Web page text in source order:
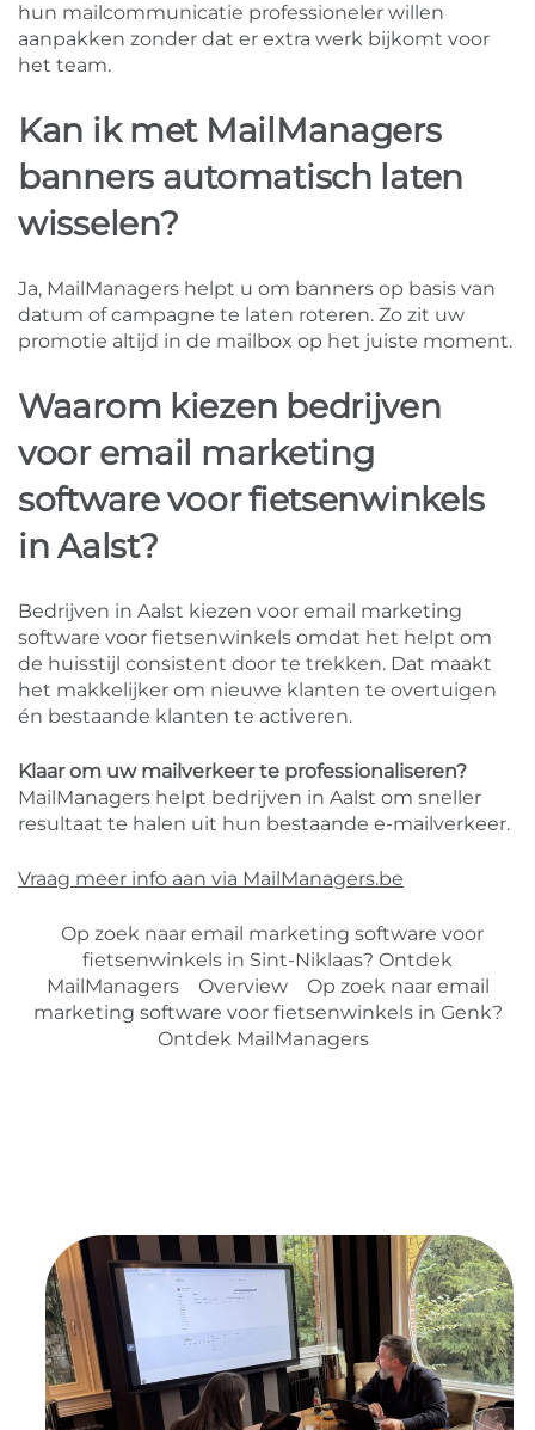
hun mailcommunicatie professioneler willen
aanpakken zonder dat er extra werk bijkomt voor
het team.
Kan ik met MailManagers
banners automatisch laten
wisselen?
Ja, MailManagers helpt u om banners op basis van
datum of campagne te laten roteren. Zo zit uw
promotie altijd in de mailbox op het juiste moment.
Waarom kiezen bedrijven
voor email marketing
software voor fietsenwinkels
in Aalst?
Bedrijven in Aalst kiezen voor email marketing
software voor fietsenwinkels omdat het helpt om
de huisstijl consistent door te trekken. Dat maakt
het makkelijker om nieuwe klanten te overtuigen
én bestaande klanten te activeren.
Klaar om uw mailverkeer te professionaliseren?
MailManagers helpt bedrijven in Aalst om sneller
resultaat te halen uit hun bestaande e-mailverkeer.
Vraag meer info aan via MailManagers.be
Op zoek naar email marketing software voor
fietsenwinkels in Sint-Niklaas? Ontdek
MailManagers
Overview
Op zoek naar email
marketing software voor fietsenwinkels in Genk?
Ontdek MailManagers